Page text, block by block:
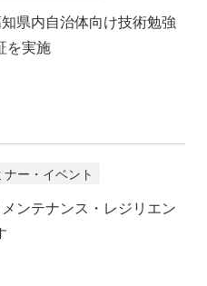
県内自治体向け技術勉強
を実施
ナー・イベント
ンテナンス・レジリエン